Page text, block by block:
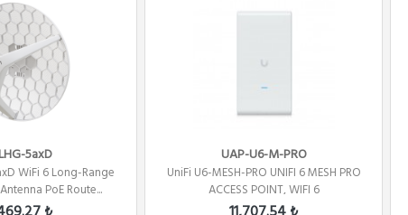
5axD
WiFi 6 Long-Range
PoE Route...
UAP-U6-M-PRO
UniFi U6-MESH-PRO UNIFI 6 MESH PRO
ACCESS POINT, WIFI 6